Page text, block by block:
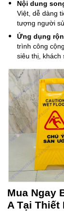
Nội dung
Việt, dễ dàng
tượng người
Ứng dụng
trình công
siêu thị, khách
Mua Ngay
A Tại Thiết